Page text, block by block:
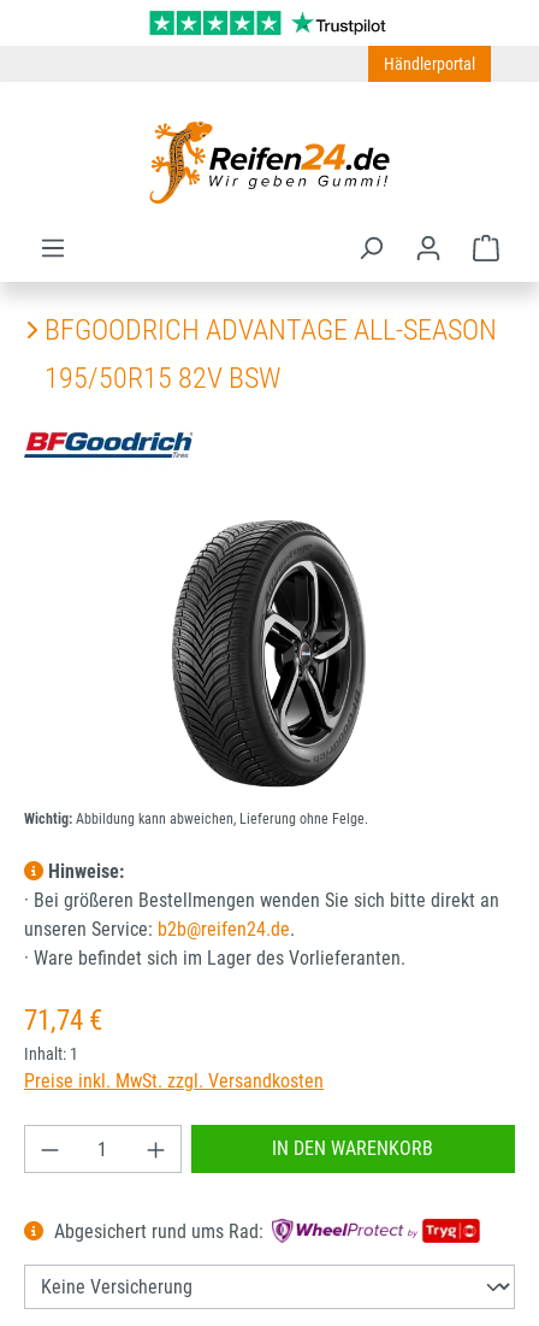
Zum Hauptinhalt springen
Händlerportal
BFGOODRICH ADVANTAGE ALL-SEASON
195/50R15 82V BSW
Bildergalerie überspringen
Wichtig: Abbildung kann abweichen, Lieferung ohne Felge.
Hinweise:
· Bei größeren Bestellmengen wenden Sie sich bitte direkt an
unseren Service: b2b@reifen24.de.
· Ware befindet sich im Lager des Vorlieferanten.
Regulärer Preis:
71,74 €
Inhalt: 1
Preise inkl. MwSt. zzgl. Versandkosten
Produkt Anzahl: Gib den gewünschten Wert
IN DEN WARENKORB
Abgesichert rund ums Rad: